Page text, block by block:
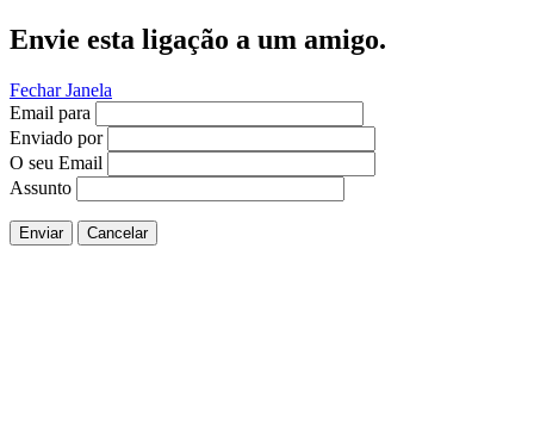
Envie esta ligação a um amigo.
Fechar Janela
Email para
Enviado por
O seu Email
Assunto
Enviar Cancelar